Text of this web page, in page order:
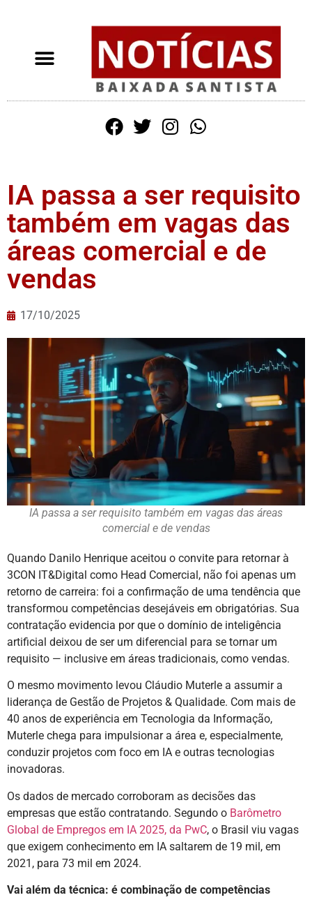
IA passa a ser requisito
também em vagas das
áreas comercial e de
vendas
17/10/2025
IA passa a ser requisito também em vagas das áreas
comercial e de vendas
Quando Danilo Henrique aceitou o convite para retornar à
3CON IT&Digital como Head Comercial, não foi apenas um
retorno de carreira: foi a confirmação de uma tendência que
transformou competências desejáveis em obrigatórias. Sua
contratação evidencia por que o domínio de inteligência
artificial deixou de ser um diferencial para se tornar um
requisito — inclusive em áreas tradicionais, como vendas.
O mesmo movimento levou Cláudio Muterle a assumir a
liderança de Gestão de Projetos & Qualidade. Com mais de
40 anos de experiência em Tecnologia da Informação,
Muterle chega para impulsionar a área e, especialmente,
conduzir projetos com foco em IA e outras tecnologias
inovadoras.
Os dados de mercado corroboram as decisões das
empresas que estão contratando. Segundo o Barômetro
Global de Empregos em IA 2025, da PwC, o Brasil viu vagas
que exigem conhecimento em IA saltarem de 19 mil, em
2021, para 73 mil em 2024.
Vai além da técnica: é combinação de competências